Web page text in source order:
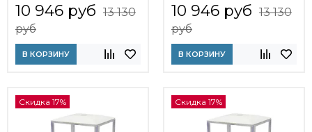
10 946 руб 13 130
руб
В КОРЗИНУ
10 946 руб 13 130
руб
В КОРЗИНУ
Скидка 17% Скидка 17%